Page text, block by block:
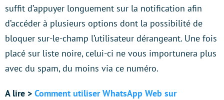
suffit d’appuyer longuement sur la notification afin
d’accéder à plusieurs options dont la possibilité de
bloquer sur-le-champ l’utilisateur dérangeant. Une fois
placé sur liste noire, celui-ci ne vous importunera plus
avec du spam, du moins via ce numéro.
A lire > Comment utiliser WhatsApp Web sur